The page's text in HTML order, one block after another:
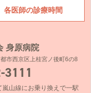
各医師の診療時間
身原病院
市西京区上桂宮ノ後町6の8
3111
嵐山線にお乗り換えで一駅